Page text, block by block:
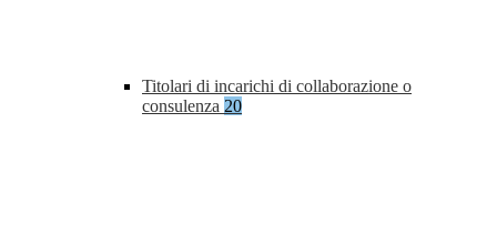
Titolari di incarichi di collaborazione o
consulenza 20